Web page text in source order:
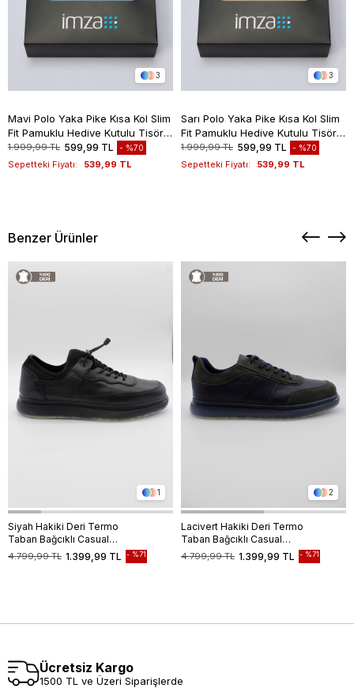
3
Mavi Polo Yaka Pike Kısa Kol Slim
Fit Pamuklu Hediye Kutulu Tişört
1011260169
1.999,99 TL 599,99 TL %70
Sepetteki Fiyatı: 539,99 TL
3
Sarı Polo Yaka Pike Kısa Kol Slim
Fit Pamuklu Hediye Kutulu Tişört
1011260169
1.999,99 TL 599,99 TL %70
Sepetteki Fiyatı: 539,99 TL
Benzer Ürünler
1
Siyah Hakiki Deri Termo
Taban Bağcıklı Casual
Ayakkabı 1033235119
1.399,99 TL
4.799,99 TL %71
2
Lacivert Hakiki Deri Termo
Taban Bağcıklı Casual
Ayakkabı 1033235117
1.399,99 TL
4.799,99 TL %71
Ücretsiz Kargo
1500 TL ve Üzeri Siparişlerde